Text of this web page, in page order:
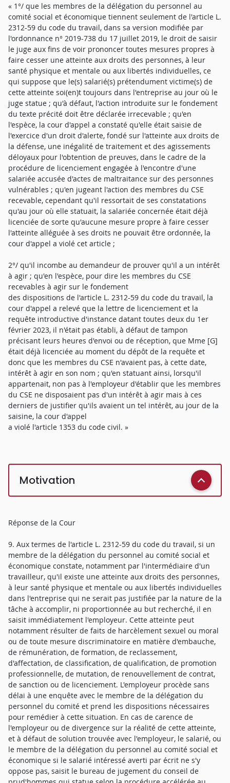
« 1°/ que les membres de la délégation du personnel au
comité social et économique tiennent seulement de l'article L.
2312-59 du code du travail, dans sa version modifiée par
l'ordonnance n° 2019-738 du 17 juillet 2019, le droit de saisir
le juge aux fins de voir prononcer toutes mesures propres à
faire cesser une atteinte aux droits des personnes, à leur
santé physique et mentale ou aux libertés individuelles, ce
qui suppose que le(s) salarié(s) prétendument victime(s) de
cette atteinte soi(en)t toujours dans l'entreprise au jour où le
juge statue ; qu'à défaut, l'action introduite sur le fondement
du texte précité doit être déclarée irrecevable ; qu'en
l'espèce, la cour d'appel a constaté qu'elle était saisie de
l'exercice d'un droit d'alerte, fondé sur l'atteinte aux droits de
la défense, une inégalité de traitement et des agissements
déloyaux pour l'obtention de preuves, dans le cadre de la
procédure de licenciement engagée à l'encontre d'une
salariée accusée d'actes de maltraitance sur des personnes
vulnérables ; qu'en jugeant l'action des membres du CSE
recevable, cependant qu'il ressortait de ses constatations
qu'au jour où elle statuait, la salariée concernée était déjà
licenciée de sorte qu'aucune mesure propre à faire cesser
l'atteinte alléguée à ses droits ne pouvait être ordonnée, la
cour d'appel a violé cet article ;
2°/ qu'il incombe au demandeur de prouver qu'il a un intérêt
à agir ; qu'en l'espèce, pour dire les membres du CSE
recevables à agir sur le fondement
des dispositions de l'article L. 2312-59 du code du travail, la
cour d'appel a relevé que la lettre de licenciement et la
requête introductive d'instance datant toutes deux du 1er
février 2023, il n'était pas établi, à défaut de tampon
précisant leurs heures d'envoi ou de réception, que Mme [G]
était déjà licenciée au moment du dépôt de la requête et
donc que les membres du CSE n'avaient pas, à cette date,
intérêt à agir en son nom ; qu'en statuant ainsi, lorsqu'il
appartenait, non pas à l'employeur d'établir que les membres
du CSE ne disposaient pas d'un intérêt à agir mais à ces
derniers de justifier qu'ils avaient un tel intérêt, au jour de la
saisine, la cour d'appel
a violé l'article 1353 du code civil. »
Motivation
Réponse de la Cour
9. Aux termes de l'article L. 2312-59 du code du travail, si un
membre de la délégation du personnel au comité social et
économique constate, notamment par l'intermédiaire d'un
travailleur, qu'il existe une atteinte aux droits des personnes,
à leur santé physique et mentale ou aux libertés individuelles
dans l'entreprise qui ne serait pas justifiée par la nature de la
tâche à accomplir, ni proportionnée au but recherché, il en
saisit immédiatement l'employeur. Cette atteinte peut
notamment résulter de faits de harcèlement sexuel ou moral
ou de toute mesure discriminatoire en matière d'embauche,
de rémunération, de formation, de reclassement,
d'affectation, de classification, de qualification, de promotion
professionnelle, de mutation, de renouvellement de contrat,
de sanction ou de licenciement. L'employeur procède sans
délai à une enquête avec le membre de la délégation du
personnel du comité et prend les dispositions nécessaires
pour remédier à cette situation. En cas de carence de
l'employeur ou de divergence sur la réalité de cette atteinte,
et à défaut de solution trouvée avec l'employeur, le salarié, ou
le membre de la délégation du personnel au comité social et
économique si le salarié intéressé averti par écrit ne s'y
oppose pas, saisit le bureau de jugement du conseil de